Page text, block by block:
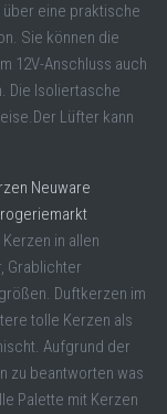
eine praktische
Sie können die
12V-Anschluss auch
Die Isoliertasche
Lüfter kann
Neuware
in allen
Grablichter
Duftkerzen im
tolle Kerzen als
Aufgrund der
zu beantworten was
Palette mit Kerzen